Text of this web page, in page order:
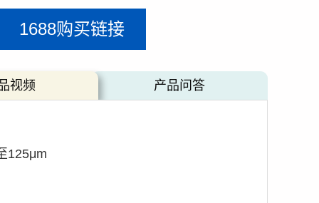
1688购买链接
视频 产品问答
125μm